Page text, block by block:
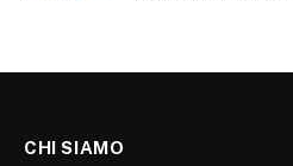
CHI SIAMO